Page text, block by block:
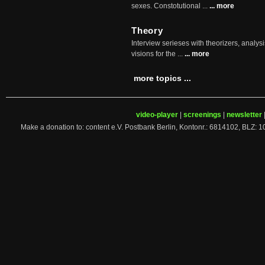
sexes. Constotutional ... ... more
Theory
Interview serieses with theorizers,
visions for the ... ... more
more topics ...
video-player screenings newsletter
Make a donation to: content e.V. Postbank Berlin, Kontonr.: 6814102, BLZ: